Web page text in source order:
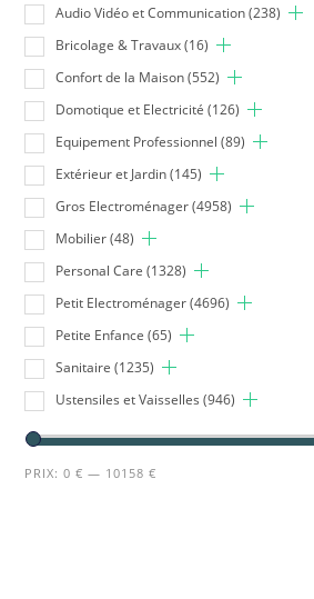
Audio Vidéo et Communication (238)
Bricolage & Travaux (16)
Confort de la Maison (552)
Domotique et Electricité (126)
Equipement Professionnel (89)
Extérieur et Jardin (145)
Gros Electroménager (4958)
Mobilier (48)
Personal Care (1328)
Petit Electroménager (4696)
Petite Enfance (65)
Sanitaire (1235)
Ustensiles et Vaisselles (946)
PRIX:0 € — 10158 €